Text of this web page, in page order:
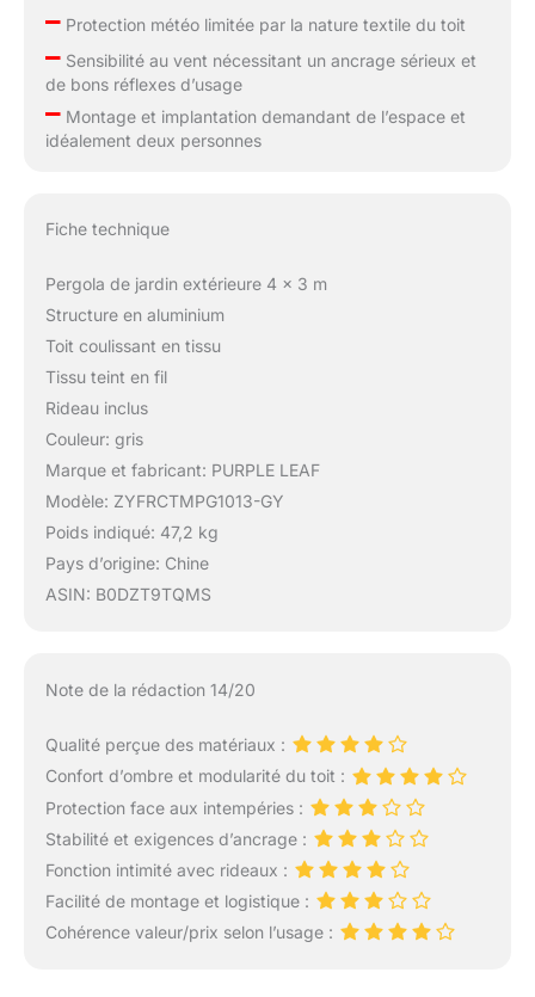
–Protection météo limitée par la nature textile du toit
–Sensibilité au vent nécessitant un ancrage sérieux et
de bons réflexes d’usage
–Montage et implantation demandant de l’espace et
idéalement deux personnes
Fiche technique
Pergola de jardin extérieure 4 x 3 m
Structure en aluminium
Toit coulissant en tissu
Tissu teint en fil
Rideau inclus
Couleur: gris
Marque et fabricant: PURPLE LEAF
Modèle: ZYFRCTMPG1013-GY
Poids indiqué: 47,2 kg
Pays d’origine: Chine
ASIN: B0DZT9TQMS
Note de la rédaction 14/20
Qualité perçue des matériaux :
Confort d’ombre et modularité du toit :
Protection face aux intempéries :
Stabilité et exigences d’ancrage :
Fonction intimité avec rideaux :
Facilité de montage et logistique :
Cohérence valeur/prix selon l’usage :